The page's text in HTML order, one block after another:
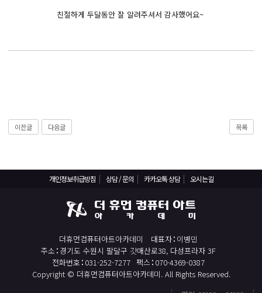
친절하게 두달동안 잘 알려주셔서 감사했어요~
이전글 다음글 목록
개인정보취급방침 상담 / 문의 카카오톡 상담 오시는길
더휴먼컴퓨터아트아카데미 대표자 이병민
주소 경기도 수원시 팔달구 갓매산로38, 다성프라자 3F
전화번호 031-252-7277 팩스 070-4369-0387
Copyright © 더휴먼컴퓨터아트아카데미. All Rights Reserved.
BIM 건축설계 및 실내건축설계(캐드(CAD),맥스(MAX),레빗(REVIT))실무자 양성과정
반응형/웹퍼블리셔/프론트엔드 웹개발자(웹디자인)
전산세무회계 자격취득과정[전산회계1급/전산세무2급/FAT1급/TAT2급]
직업상담사 2급 (필기+실기) 자격증 취득과정
일러스트 자격증 취득과정(GTQi 1급)
전산회계 1급 / FAT 1급 자격증 취득과정
전산세무 2급 / TAT 2급 자격증 취득과정